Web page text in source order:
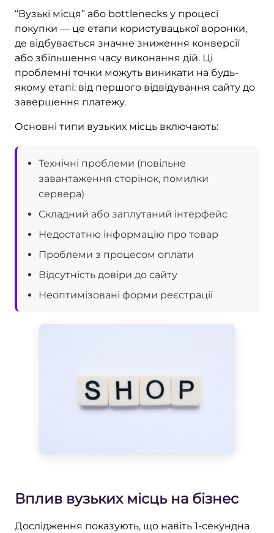
“Вузькі місця” або bottlenecks у процесі
покупки — це етапи користувацької воронки,
де відбувається значне зниження конверсії
або збільшення часу виконання дій. Ці
проблемні точки можуть виникати на будь-
якому етапі: від першого відвідування сайту до
завершення платежу.
Основні типи вузьких місць включають:
Технічні проблеми (повільне
завантаження сторінок, помилки
сервера)
Складний або заплутаний інтерфейс
Недостатню інформацію про товар
Проблеми з процесом оплати
Відсутність довіри до сайту
Неоптимізовані форми реєстрації
Вплив вузьких місць на бізнес
Дослідження показують, що навіть 1-секундна